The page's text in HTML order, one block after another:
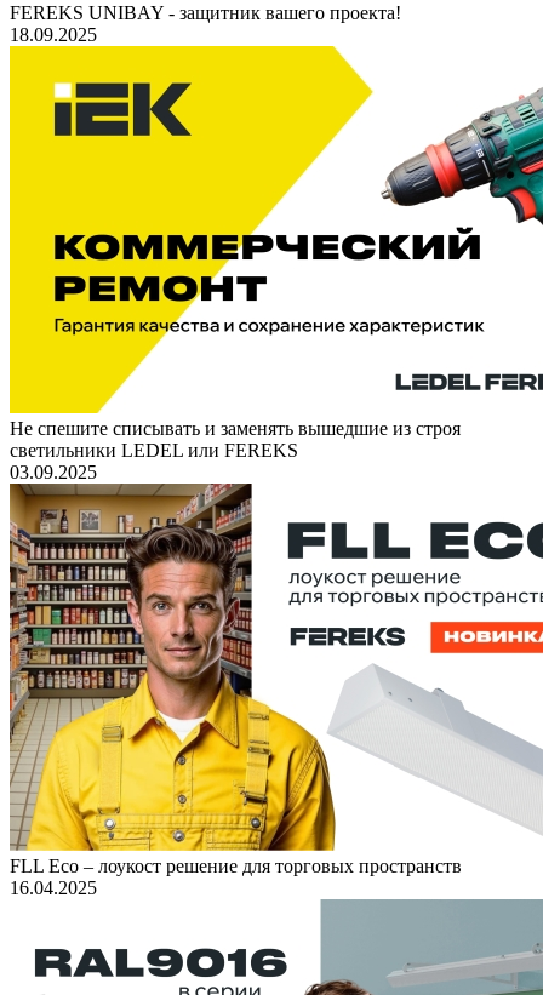
FEREKS UNIBAY - защитник вашего проекта!
18.09.2025
Не спешите списывать и заменять вышедшие из строя
светильники LEDEL или FEREKS
03.09.2025
FLL Eco – лоукост решение для торговых пространств
16.04.2025